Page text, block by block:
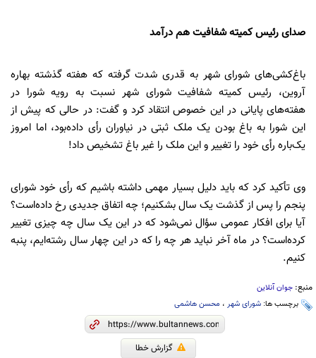
صدای رئیس کمیته شفافیت هم درآمد
باغ‌کشی‌های شورای شهر به قدری شدت گرفته که هفته گذشته بهاره
آروین، رئیس کمیته شفافیت شورای شهر نسبت به رویه شورا در
هفته‌های پایانی در این خصوص انتقاد کرد و گفت: در حالی که پیش از
این شورا به باغ بودن یک ملک ثبتی در نیاوران رأی داده‌بود، اما امروز
یک‌باره رأی خود را تغییر و این ملک را غیر باغ تشخیص داد!
وی تأکید کرد که باید دلیل بسیار مهمی داشته باشیم که رأی خود شورای
پنجم را پس از گذشت یک سال بشکنیم؛ چه اتفاق جدیدی رخ داده‌است؟
آیا برای افکار عمومی سؤال نمی‌شود که در این یک سال چه چیزی تغییر
کرده‌است؟ در ماه آخر نباید هر چه را که در این چهار سال رشته‌ایم، پنبه
کنیم.
منبع: جوان آنلاین
برچسب ها: شورای شهر ، محسن هاشمی
گزارش خطا